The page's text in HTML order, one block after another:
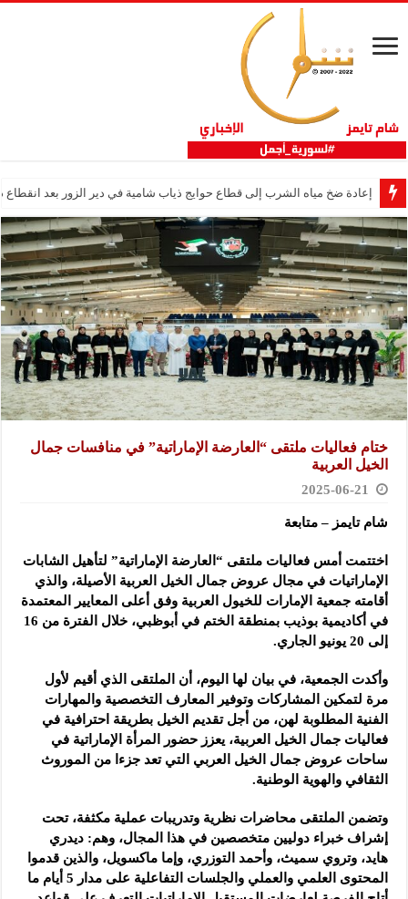
إعادة ضخ مياه الشرب إلى قطاع حوايج ذياب شامية في دير الزور بعد انقطاع دام 12
ختام فعاليات ملتقى “العارضة الإماراتية” في منافسات جمال
الخيل العربية
2025-06-21
شام تايمز – متابعة
اختتمت أمس فعاليات ملتقى “العارضة الإماراتية” لتأهيل الشابات
الإماراتيات في مجال عروض جمال الخيل العربية الأصيلة، والذي
أقامته جمعية الإمارات للخيول العربية وفق أعلى المعايير المعتمدة
في أكاديمية بوذيب بمنطقة الختم في أبوظبي، خلال الفترة من 16
إلى 20 يونيو الجاري.
وأكدت الجمعية، في بيان لها اليوم، أن الملتقى الذي أقيم لأول
مرة لتمكين المشاركات وتوفير المعارف التخصصية والمهارات
الفنية المطلوبة لهن، من أجل تقديم الخيل بطريقة احترافية في
فعاليات جمال الخيل العربية، يعزز حضور المرأة الإماراتية في
ساحات عروض جمال الخيل العربي التي تعد جزءا من الموروث
الثقافي والهوية الوطنية.
وتضمن الملتقى محاضرات نظرية وتدريبات عملية مكثفة، تحت
إشراف خبراء دوليين متخصصين في هذا المجال، وهم: ديدري
هايد، وتروي سميث، وأحمد التوزري، وإما ماكسويل، والذين قدموا
المحتوى العلمي والعملي والجلسات التفاعلية على مدار 5 أيام ما